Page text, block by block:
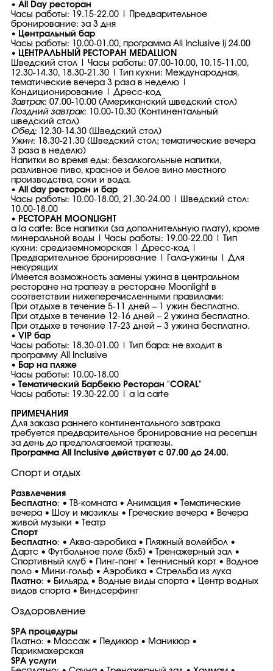
• All Day ресторан
Часы работы: 19.15-22.00 | Предварительное
бронирование: за 3 дня
• Центральный бар
Часы работы: 10.00-01.00, программа All Inclusive lj 24.00
• ЦЕНТРАЛЬНЫЙ РЕСТОРАН MEDALLION
Шведский стол | Часы работы: 07.00-10.00, 10.15-11.00,
12.30-14.30, 18.30-21.30 | Тип кухни: Международная,
тематические вечера 3 раза в неделю |
Кондиционирование | Дресс-код
Завтрак: 07.00-10.00 (Американский шведский стол)
Поздний завтрак: 10.00-10.30 (Континентальный
шведский стол)
Обед: 12.30-14.30 (Шведский стол)
Ужин: 18.30-21.30 (Шведский стол; тематические вечера
3 раза в неделю)
Напитки во время еды: безалкогольные напитки,
разливное пиво, красное и белое вино местного
производства, соки и вода.
• All day ресторан и бар
Часы работы: 10.00-18.00, 21.30-24.00 | Шведский стол:
10.00-18.00
• РЕСТОРАН MOONLIGHT
a la carte: Все напитки (за дополнительную плату), кроме
минеральной воды | Часы работы: 19.00-22.00 | Тип
кухни: средиземноморская | Дресс-код |
Предварительное бронирование | Гала-ужины | Для
некурящих
Имеется возможность замены ужина в центральном
ресторане на трапезу в ресторане Moonlight в
соответствии нижеперечисленными правилами:
При отдыхе в течение 5-11 дней – 1 ужин бесплатно.
При отдыхе в течение 12-16 дней – 2 ужина бесплатно.
При отдыхе в течение 17-23 дней – 3 ужина бесплатно.
• VIP бар
Часы работы: 18.30-01.00 | Тип бара: не входит в
программу All Inclusive
• Бар на пляже
Часы работы: 10.00-18.00
• Тематический Барбекю Ресторан "CORAL"
Часы работы: 19.30-22.00 | a la carte
ПРИМЕЧАНИЯ
Для заказа раннего континентального завтрака
требуется предварительное бронирование на ресепшн
за день до предполагаемой трапезы.
Программа All Inclusive действует с 07.00 до 24.00.
Спорт и отдых
Развлечения
Бесплатно: • ТВ-комната • Анимация • Тематические
вечера • Шоу и мюзиклы • Греческие вечера • Вечера
живой музыки • Театр
Спорт
Бесплатно: • Аква-аэробика • Пляжный волейбол •
Дартс • Футбольное поле (5x5) • Тренажерный зал •
Спортивный клуб • Пинг-понг • Теннисный корт • Водное
поло • Мини-гольф • Аэробика • Стрельба из лука
Платно: • Бильярд • Водные виды спорта • Центр водных
видов спорта • Виндсерфинг
Оздоровление
SPA процедуры
Платно: • Массаж • Педикюр • Маникюр •
Парикмахерская
SPA услуги